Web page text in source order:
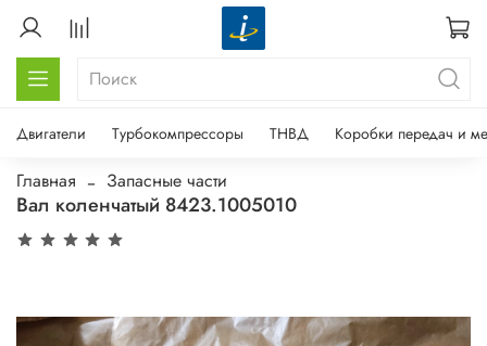
Двигатели Турбокомпрессоры ТНВД Коробки передач и
Главная Запасные части
Вал коленчатый 8423.1005010